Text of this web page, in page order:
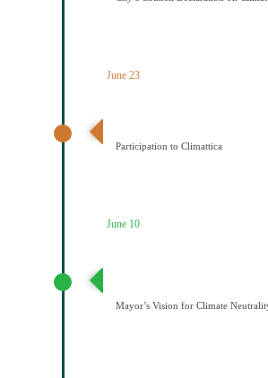
June 23
Participation to Climattica
June 10
Mayor’s Vision for Climate